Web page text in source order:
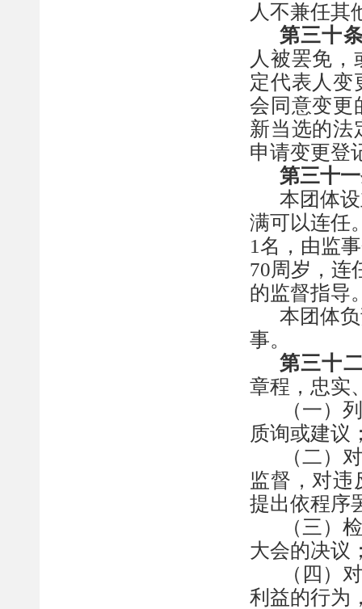
人不兼任其
第三十
人被罢免
定代表人变
会 同意变更
新当选的法
申请变更登
第三十一
本团体
满可以连任
1名，由监
70周岁，连
的监督指导
本团体
事。
第三十
章程，忠实
（一）
质询或建议
（二）
监督，对违
提出依程序
（三）
大会的决议
（四）
利益的行为